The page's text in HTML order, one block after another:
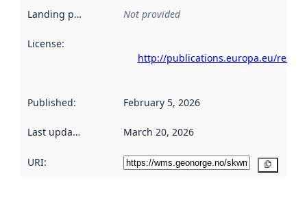
Landing page Not provided
License:
http://publications.europa.eu/
Published: February 5, 2026
Last updated March 20, 2026
URI: